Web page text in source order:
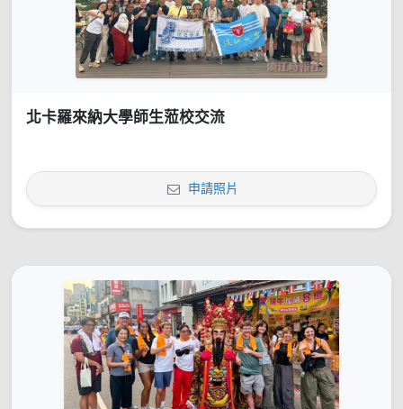
北卡羅來納大學師生蒞校交流
申請照片